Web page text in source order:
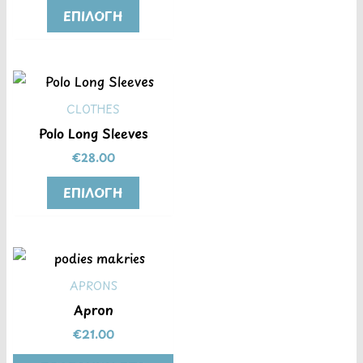
ΕΠΙΛΟΓΉ
CLOTHES
Polo Long Sleeves
€28.00
ΕΠΙΛΟΓΉ
APRONS
Apron
€21.00